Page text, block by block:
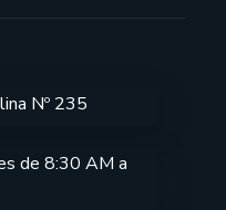
Nº 235
de 8:30 AM a